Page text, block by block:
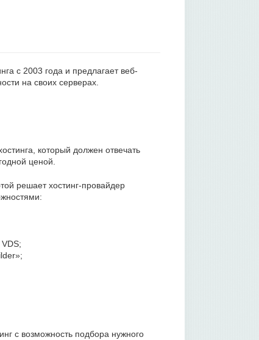
с 2003 года и предлагает веб-
на своих серверах.
который должен отвечать
ценой.
решает хостинг-провайдер
с возможность подбора нужного